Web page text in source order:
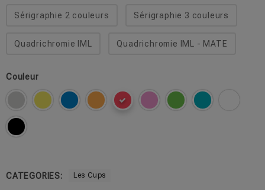
Sérigraphie 2 couleurs Sérigraphie 3 couleurs
Quadrichromie IML Quadrichromie IML - MATE
Couleur
CATEGORIES: Les Cups